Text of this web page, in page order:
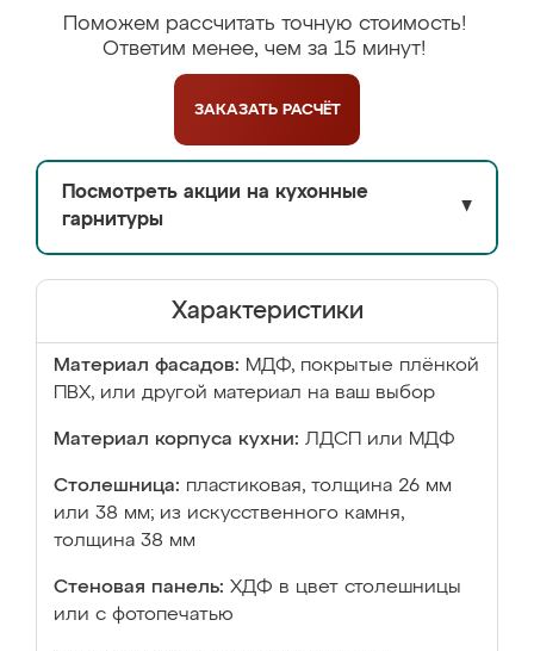
Поможем рассчитать точную стоимость!
Ответим менее, чем за 15 минут!
ЗАКАЗАТЬ РАСЧЁТ
Посмотреть акции на кухонные
гарнитуры
▼
Характеристики
Материал фасадов: МДФ, покрытые плёнкой
ПВХ, или другой материал на ваш выбор
Материал корпуса кухни: ЛДСП или МДФ
Столешница: пластиковая, толщина 26 мм
или 38 мм; из искусственного камня,
толщина 38 мм
Стеновая панель: ХДФ в цвет столешницы
или с фотопечатью